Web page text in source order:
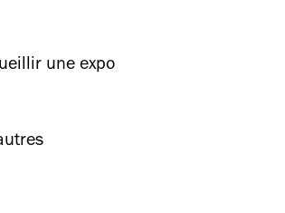
une expo